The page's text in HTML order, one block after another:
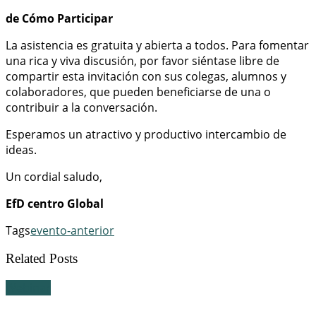
de Cómo Participar
La asistencia es gratuita y abierta a todos. Para fomentar
una rica y viva discusión, por favor siéntase libre de
compartir esta invitación con sus colegas, alumnos y
colaboradores, que pueden beneficiarse de una o
contribuir a la conversación.
Esperamos un atractivo y productivo intercambio de
ideas.
Un cordial saludo,
EfD centro Global
Tagsevento-anterior
Related Posts